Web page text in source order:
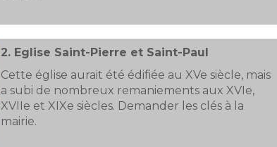
2. Eglise Saint-Pierre et Saint-Paul
Cette église aurait été édifiée au XVe siècle, mais
a subi de nombreux remaniements aux XVIe,
XVIIe et XIXe siècles. Demander les clés à la
mairie.